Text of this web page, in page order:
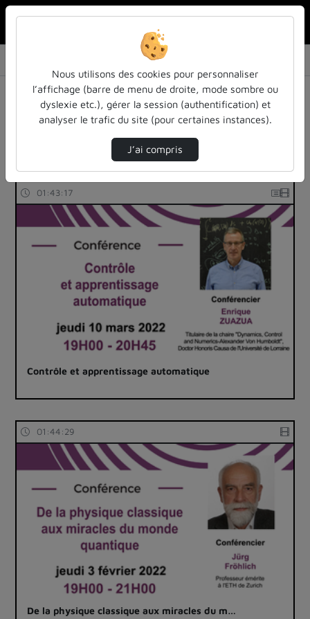
Listes de lecture
Cycle de conférences Sciences et Société
Liste de lecture : Cycle de
conférences Sciences et Société
96 vidéos trouvées
01:43:17
Contrôle et apprentissage automatique
01:44:29
De la physique classique aux miracles du m…
Nous utilisons des cookies pour personnaliser
l’affichage (barre de menu de droite, mode sombre ou
dyslexie etc.), gérer la session (authentification) et
analyser le trafic du site (pour certaines instances).
J’ai compris